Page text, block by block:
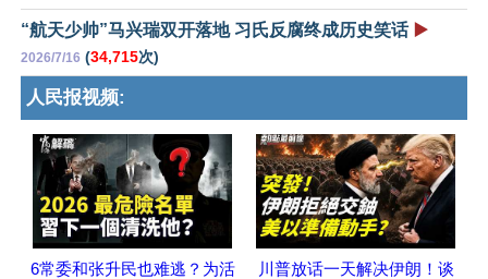
“航天少帅”马兴瑞双开落地 习氏反腐终成历史笑话 ▶️
2026/7/16 (34,715次)
人民报视频:
6常委和张升民也难逃？为活
川普放话一天解决伊朗！谈